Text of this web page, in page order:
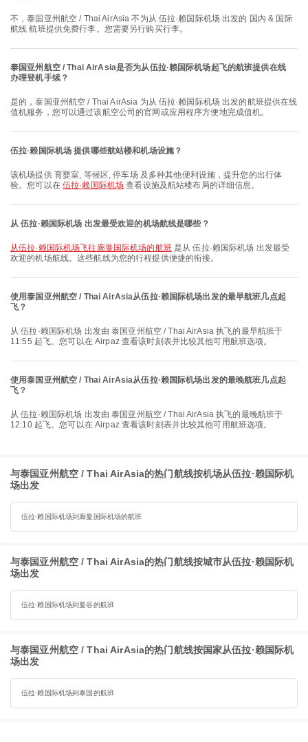
不，泰国亚州航空 / Thai AirAsia 不为从 伍拉·赖国际机场 出发的 国内 & 国际
航线 航班提供免费行李。您需要另行购买行李。
泰国亚州航空 / Thai AirAsia是否为从伍拉·赖国际机场起飞的航班提供在线
办理登机手续？
是的，泰国亚州航空 / Thai AirAsia 为从 伍拉·赖国际机场 出发的航班提供在线
值机服务，您可以通过该航空公司的官网或应用程序方便地完成值机。
伍拉·赖国际机场 提供哪些航站楼和机场设施？
该机场提供 育婴室, 等候区, 停车场 及多种其他便利设施，提升您的出行体
验。您可以在 伍拉·赖国际机场 查看设施及航站楼布局的详细信息。
从 伍拉·赖国际机场 出发最受欢迎的机场航线是哪些？
从伍拉·赖国际机场飞往廊曼国际机场的航班是从 伍拉·赖国际机场 出发最受
欢迎的机场航线。这些航线为您的行程提供便捷的衔接。
使用泰国亚州航空 / Thai AirAsia从伍拉·赖国际机场出发的最早航班几点起
飞？
从 伍拉·赖国际机场 出发由 泰国亚州航空 / Thai AirAsia 执飞的最早航班于
11:55 起飞。您可以在 Airpaz 查看该时刻表并比较其他可用航班选项。
使用泰国亚州航空 / Thai AirAsia从伍拉·赖国际机场出发的最晚航班几点起
飞？
从 伍拉·赖国际机场 出发由 泰国亚州航空 / Thai AirAsia 执飞的最晚航班于
12:10 起飞。您可以在 Airpaz 查看该时刻表并比较其他可用航班选项。
与泰国亚州航空 / Thai AirAsia的热门航线按机场从伍拉·赖国际机
场出发
伍拉·赖国际机场到廊曼国际机场的航班
与泰国亚州航空 / Thai AirAsia的热门航线按城市从伍拉·赖国际机
场出发
伍拉·赖国际机场到曼谷的航班
与泰国亚州航空 / Thai AirAsia的热门航线按国家从伍拉·赖国际机
场出发
伍拉·赖国际机场到泰国的航班